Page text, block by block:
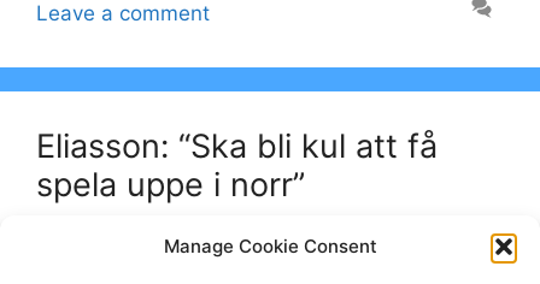
Manage Cookie Consent
Leave a comment
Eliasson: “Ska bli kul att få
spela uppe i norr”
orebrohockey.se